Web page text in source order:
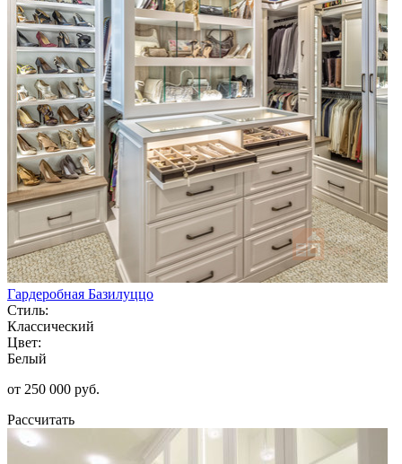
Гардеробная Базилуццо
Стиль:
Классический
Цвет:
Белый
от 250 000 руб.
Рассчитать